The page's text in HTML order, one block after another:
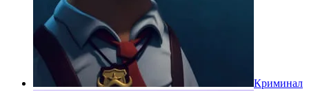
Криминал